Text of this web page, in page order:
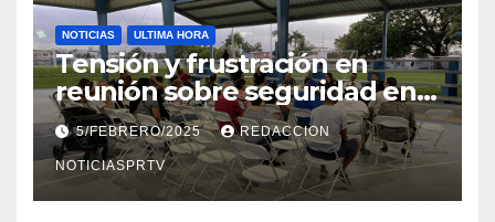
NOTICIAS ULTIMA HORA
Tensión y frustración en
reunión sobre seguridad en
Reparto Metropolitano
5/FEBRERO/2025 REDACCION
NOTICIASPRTV